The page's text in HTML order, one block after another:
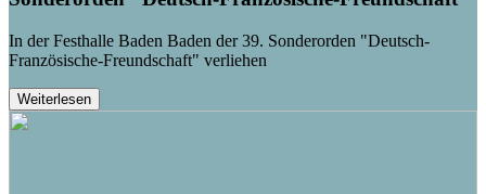
In der Festhalle Baden Baden der 39. Sonderorden "Deutsch-
Französische-Freundschaft" verliehen
Weiterlesen